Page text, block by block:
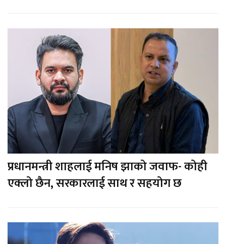
प्रधानमन्त्री शाहलाई मनिष झाको जवाफ- कोही
एक्लो छैन, सरकारलाई साथ र सहयोग छ